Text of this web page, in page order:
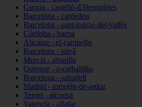
Girona - castelló-d39empúries
Barcelona - cardedeu
Barcelona - sant-quirze-del-vallès
Córdoba - baena
Alicante - el-campello
Barcelona - gavà
Murcia - abanilla
Ourense - o-carballiño
Barcelona - sabadell
Madrid - torrejón-de-ardoz
Teruel - alcorisa
Valencia - alfafar